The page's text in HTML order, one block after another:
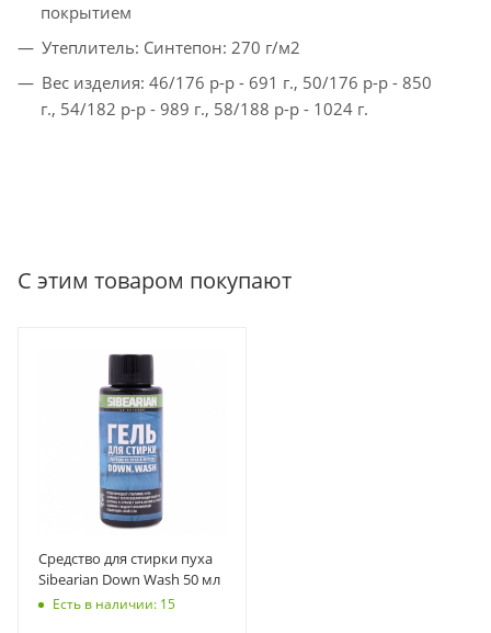
покрытием
Утеплитель: Синтепон: 270 г/м2
Вес изделия: 46/176 р-р - 691 г., 50/176 р-р - 850
г., 54/182 р-р - 989 г., 58/188 р-р - 1024 г.
С этим товаром покупают
Средство для стирки пуха
Sibearian Down Wash 50 мл
Есть в наличии: 15